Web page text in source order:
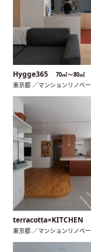
Hygge365 70㎡〜80㎡
東京都 ／マンションリノベ
terracotta×KITCHEN
東京都 ／マンションリノベ